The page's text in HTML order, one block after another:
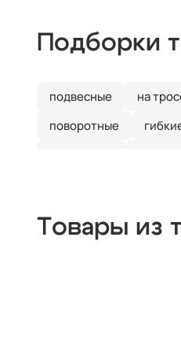
Подборки
подвесные на
поворотные
Товары из